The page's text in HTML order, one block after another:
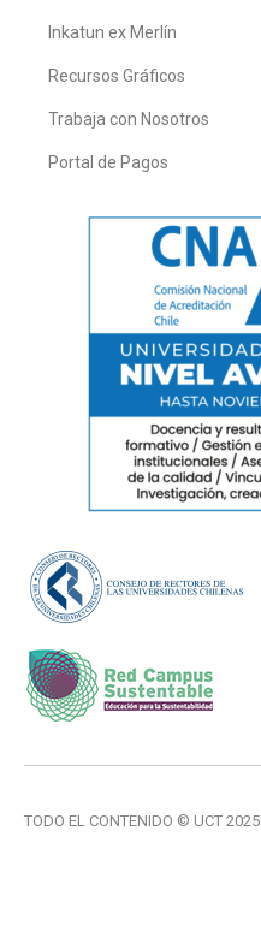
Inkatun ex Merlín
Recursos Gráficos
Trabaja con Nosotros
Portal de Pagos
TODO EL CONTENIDO © UCT 2025